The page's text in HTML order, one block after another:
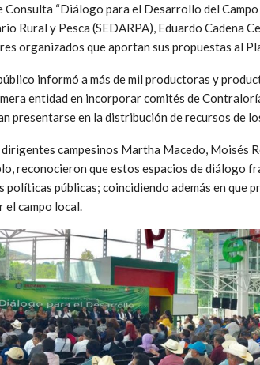
“Diálogo para el Desarrollo del Campo
Rural y Pesca (SEDARPA), Eduardo Cadena
organizados que aportan sus propuestas al
informó a más de mil productoras y
entidad en incorporar comités de
presentarse en la distribución de recursos de
campesinos Martha Macedo, Moisés
reconocieron que estos espacios de diálogo
políticas públicas; coincidiendo además en que
el campo local.